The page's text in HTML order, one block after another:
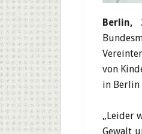
Berlin,
von
in Berlin
„Leider
Gewalt